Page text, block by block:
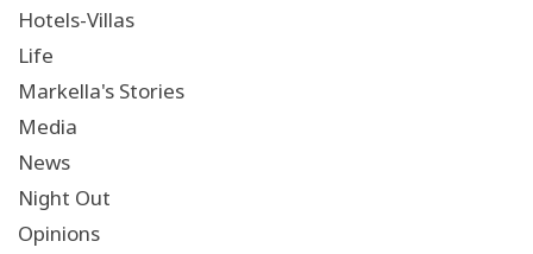
Hotels-Villas
Life
Markella's Stories
Media
News
Night Out
Opinions